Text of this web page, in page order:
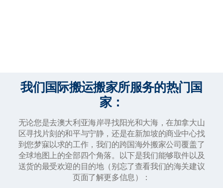
我们国际搬运搬家所服务的热门国
家：
无论您是去澳大利亚海岸寻找阳光和大海，在加拿大山
区寻找片刻的和平与宁静，还是在新加坡的商业中心找
到您梦寐以求的工作，我们的跨国海外搬家公司覆盖了
全球地图上的全部四个角落。以下是我们能够取件以及
送货的最受欢迎的目的地（别忘了查看我们的海关建议
页面了解更多信息）：